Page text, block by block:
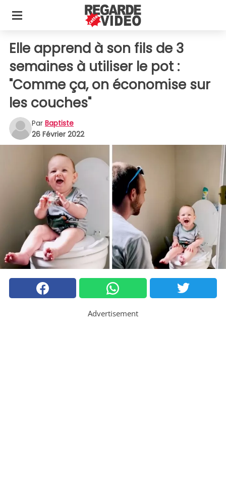
Elle apprend à son fils de 3
semaines à utiliser le pot :
"Comme ça, on économise sur
les couches"
Par Baptiste
26 Février 2022
Advertisement